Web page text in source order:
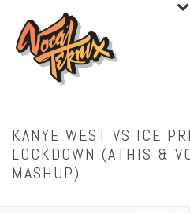
KANYE WEST VS ICE
LOCKDOWN (ATHIS &
MASHUP)